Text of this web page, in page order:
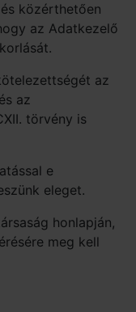
közérthetően
az Adatkezelő
az
az
törvény is
e
eleget.
honlapján,
meg kell